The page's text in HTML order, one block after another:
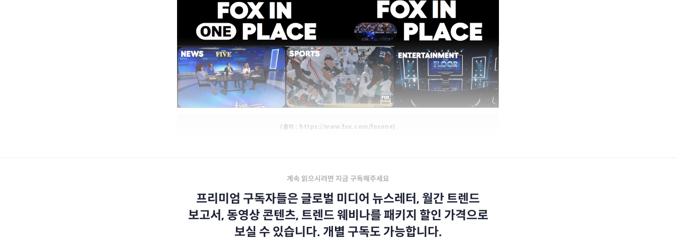
(출처 : https://www.fox.com/foxone)
계속 읽으시려면 지금 구독해주세요
프리미엄 구독자들은 글로벌 미디어 뉴스레터, 월간 트렌드
보고서, 동영상 콘텐츠, 트렌드 웨비나를 패키지 할인 가격으로
보실 수 있습니다. 개별 구독도 가능합니다.